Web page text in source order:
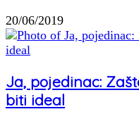
20/06/2019
Ja, pojedinac:
biti ideal